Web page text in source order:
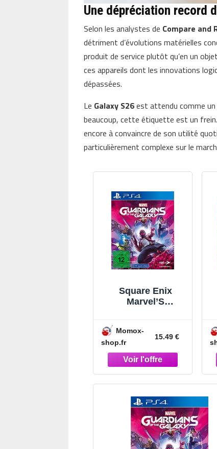
Une dépréciation record
Selon les analystes de Compare and
détriment d’évolutions matérielles
produit de service plutôt qu’en un
ces appareils dont les innovations
dépassées.
Le Galaxy S26est attendu comme un
beaucoup, cette étiquette est un frein.
encore à convaincre de son utilité
particulièrement complexe sur le
Square Enix
Marvel’S
(Playstation 4)
Momox-
shop.fr
15.49 €